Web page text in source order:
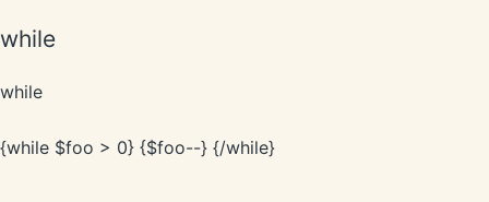
while
while
{while $foo > 0} {$foo--} {/while}